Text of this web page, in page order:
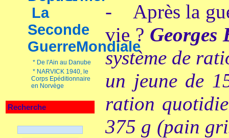
La
Seconde
GuerreMondiale
* De l'Ain au Danube
* NARVICK 1940, le
Corps Epéditionnaire
en Norvège
Recherche
- Après la
vie ? Georges
système de
un jeune de
ration
375 g (pain